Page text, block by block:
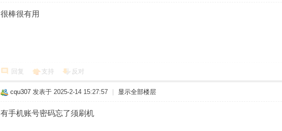
很棒很有用
回复 支持 反对
cqu307 发表于 2025-2-14 15:27:57 显示全部楼层
有手机账号密码忘了须刷机